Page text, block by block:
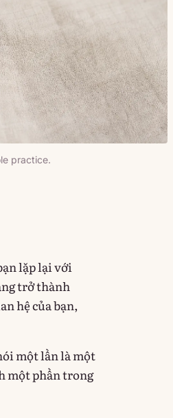
practice.
lặp lại với
trở thành
hệ của bạn,
một lần là một
một phần trong